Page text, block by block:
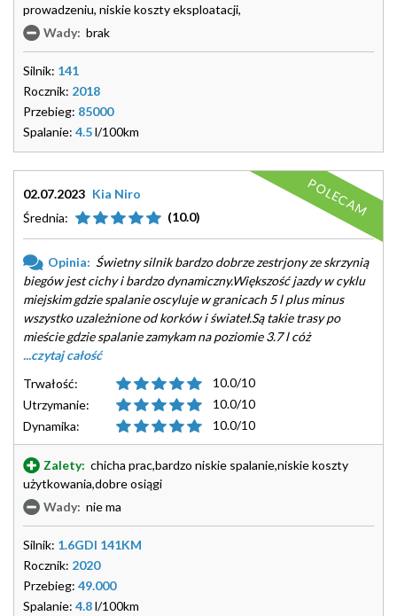
prowadzeniu, niskie koszty eksploatacji,
Wady: brak
Silnik: 141
Rocznik: 2018
Przebieg: 85000
Spalanie: 4.5l/100km
02.07.2023 Kia Niro
Średnia:
(10.0)
Opinia: Świetny silnik bardzo dobrze zestrjony ze skrzynią
biegów jest cichy i bardzo dynamiczny.Większość jazdy w cyklu
miejskim gdzie spalanie oscyluje w granicach 5 l plus minus
wszystko uzależnione od korków i świateł.Są takie trasy po
mieście gdzie spalanie zamykam na poziomie 3.7 l cóż
...czytaj całość
Trwałość:
10.0/10
Utrzymanie:
10.0/10
Dynamika:
10.0/10
Zalety: chicha prac,bardzo niskie spalanie,niskie koszty
użytkowania,dobre osiągi
Wady: nie ma
Silnik: 1.6GDI 141KM
Rocznik: 2020
Przebieg: 49.000
Spalanie: 4.8l/100km
POLECAM